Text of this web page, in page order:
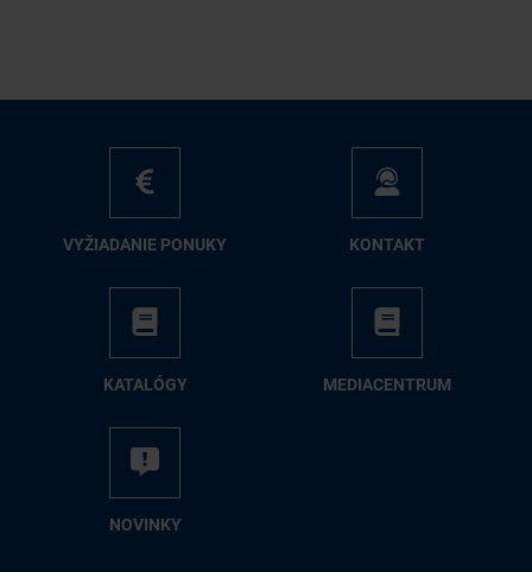
VY­ŽIA­DA­NIE PO­NU­KY KON­TAKT
KA­TA­LÓ­GY ME­DIA­CEN­TRUM
NO­VIN­KY